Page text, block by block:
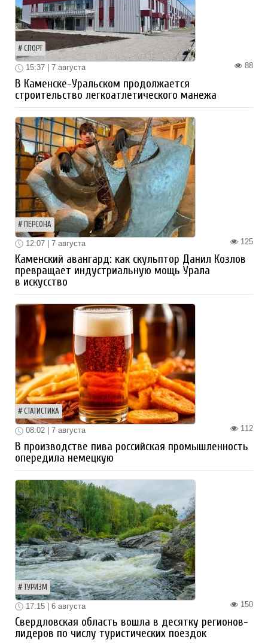
СПОРТ
88
15:37 | 7 августа
В Каменске-Уральском продолжается
строительство легкоатлетического манежа
ПЕРСОНА
125
12:07 | 7 августа
Каменский авангард: как скульптор Данил Козлов
превращает индустриальную мощь Урала
в искусство
СТАТИСТИКА
112
08:02 | 7 августа
В производстве пива российская промышленность
опередила немецкую
ТУРИЗМ
150
17:15 | 6 августа
Свердловская область вошла в десятку регионов-
лидеров по числу туристических поездок